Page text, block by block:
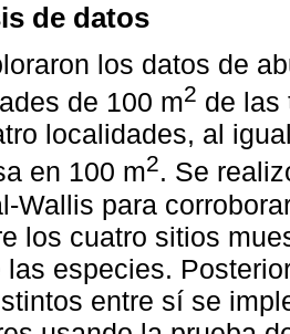
de datos
los datos de
de 100 m2 de las
localidades, al
en 100 m2. Se
Wallis para
los cuatro sitios
las especies.
entre sí se